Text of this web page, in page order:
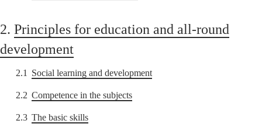
2. Principles for education and all-round
development
2.1 Social learning and development
2.2 Competence in the subjects
2.3 The basic skills